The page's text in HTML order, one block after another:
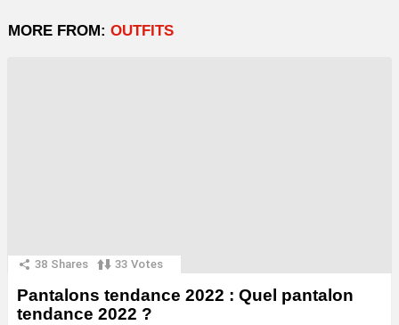
MORE FROM: OUTFITS
38 Shares 33 Votes
Pantalons tendance 2022 : Quel pantalon
tendance 2022 ?